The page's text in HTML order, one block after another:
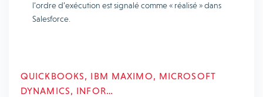
l’ordre d’exécution est signalé comme « réalisé » dans
Salesforce.
QUICKBOOKS, IBM MAXIMO, MICROSOFT
DYNAMICS, INFOR…